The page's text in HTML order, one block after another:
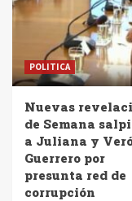
POLITICA
Nuevas
de Semana
a Juliana y
Guerrero por
presunta red de
corrupción